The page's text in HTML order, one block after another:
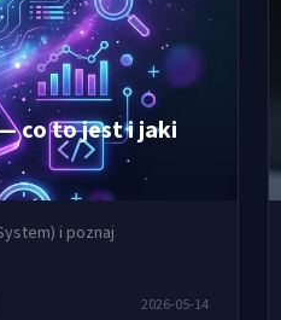
co to jest i jaki
i poznaj
2026-05-14